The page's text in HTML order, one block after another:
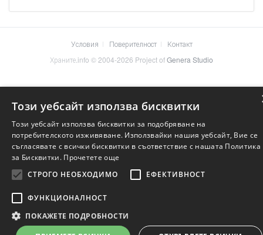
Условия Поверителност
Контакт
Храните.info © 2004-2026 Project ofGenera Studio
Този уебсайт използва бисквитки
Този уебсайт използва бисквитки за подобряване на
потребителското изживяване. Използвайки нашия уебсайт, Вие се
съгласявате с всички бисквитки в съответствие с нашата Политика
за Бисквитки. Прочетете още
СТРОГО НЕОБХОДИМО
ЕФЕКТИВНОСТ
ФУНКЦИОНАЛНОСТ
ПОКАЖЕТЕ ПОДРОБНОСТИ